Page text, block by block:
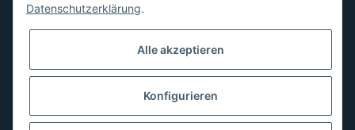
Sicher Einkaufen
Datenschutzerklärung.
Alle akzeptieren
Konfigurieren